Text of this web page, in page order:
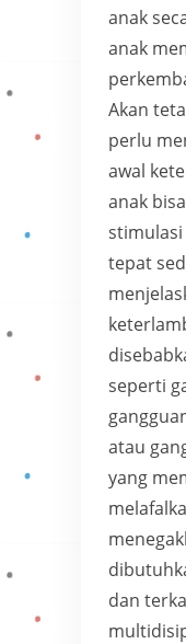
anak
anak
Akan
perlu
awal
anak
tepat
seperti
atau
yang
dan